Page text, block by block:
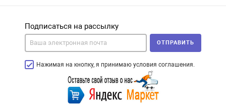
Подписаться на рассылку
Нажимая на кнопку, я принимаю условия соглашения.
ОТПРАВИТЬ